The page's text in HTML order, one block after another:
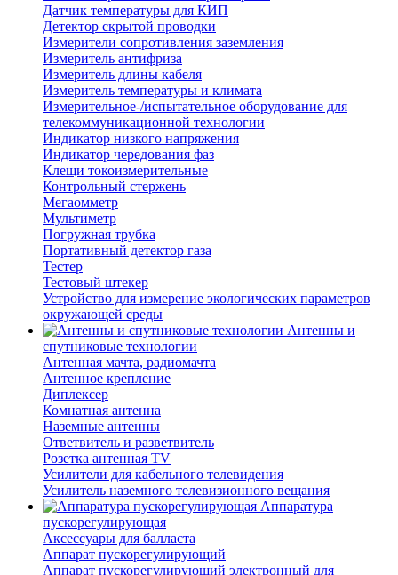
Датчик температуры для КИП
Детектор скрытой проводки
Измерители сопротивления заземления
Измеритель антифриза
Измеритель длины кабеля
Измеритель температуры и климата
Измерительное-/испытательное оборудование для
телекоммуникационной технологии
Индикатор низкого напряжения
Индикатор чередования фаз
Клещи токоизмерительные
Контрольный стержень
Мегаомметр
Мультиметр
Погружная трубка
Портативный детектор газа
Тестер
Тестовый штекер
Устройство для измерение экологических параметров
окружающей среды
Антенны и
спутниковые технологии
Антенная мачта, радиомачта
Антенное крепление
Диплексер
Комнатная антенна
Наземные антенны
Ответвитель и разветвитель
Розетка антенная TV
Усилители для кабельного телевидения
Усилитель наземного телевизионного вещания
Аппаратура
пускорегулирующая
Аксессуары для балласта
Аппарат пускорегулирующий
Аппарат пускорегулирующий электронный для